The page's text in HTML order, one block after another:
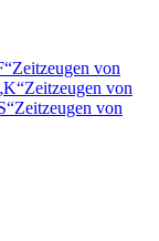
Zeitzeugen von
K Zeitzeugen von
Zeitzeugen von